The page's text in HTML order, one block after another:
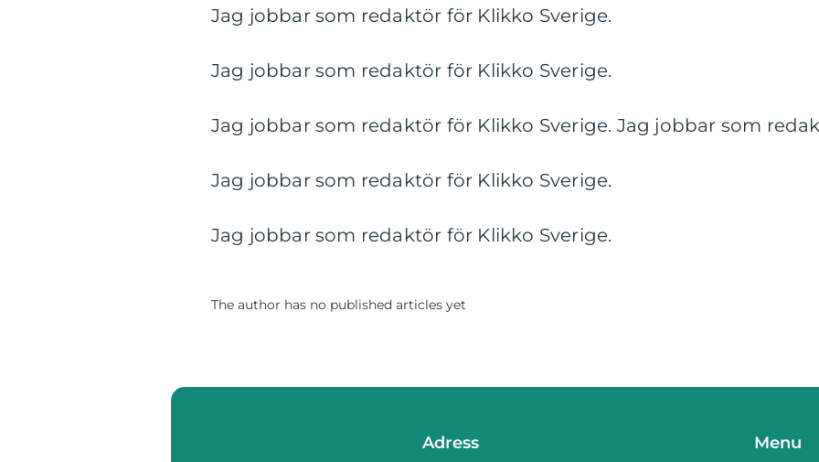
Jag jobbar som redaktör för Klikko Sverige.
Jag jobbar som redaktör för Klikko Sverige.
Jag jobbar som redaktör för Klikko Sverige. Jag jobbar som
Jag jobbar som redaktör för Klikko Sverige.
Jag jobbar som redaktör för Klikko Sverige.
The author has no published articles yet
Adress Menu